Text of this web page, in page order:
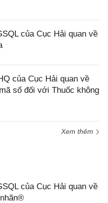
của Cục Hải quan về
của Cục Hải quan về
số đối với Thuốc không
Xem thêm
của Cục Hải quan về